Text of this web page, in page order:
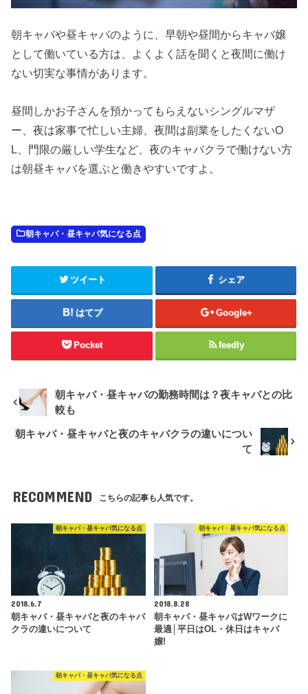
朝キャバや昼キャバのように、早朝や昼間からキャバ嬢
として働いている方は、よくよく話を聞くと夜間に働け
ない切実な事情があります。
昼間しかお子さんを預かってもらえないシングルマザ
ー、夜は家事で忙しい主婦、夜間は副業をしたくないO
L、門限の厳しい学生など、夜のキャバクラで働けない方
は朝昼キャバを選ぶと働きやすいですよ。
朝キャバ・昼キャバ気になる点
ツイート シェア
はてブ Google+
Pocket feedly
朝キャバ・昼キャバの勤務時間は？夜キャバとの比
較も
朝キャバ・昼キャバと夜のキャバクラの違いについ
て
RECOMMEND こちらの記事も人気です。
朝キャバ・昼キャバ気になる点
2018.6.7
朝キャバ・昼キャバと夜のキャバ
クラの違いについて
朝キャバ・昼キャバ気になる点
2018.8.28
朝キャバ・昼キャバはWワークに
最適│平日はOL・休日はキャバ
嬢!
朝キャバ・昼キャバ気になる点